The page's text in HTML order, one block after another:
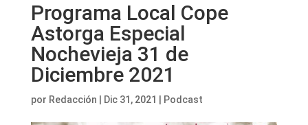
Programa Local Cope
Astorga Especial
Nochevieja 31 de
Diciembre 2021
por Redacción Dic 31, 2021 Podcast